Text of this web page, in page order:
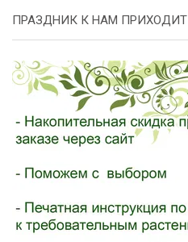
ПРАЗДНИК К НАМ ПРИХОДИТ